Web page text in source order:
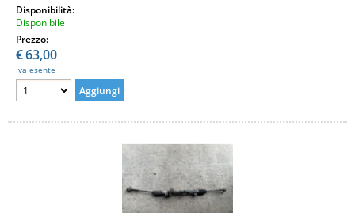
Disponibilità:
Disponibile
Prezzo:
€63,00
Iva esente